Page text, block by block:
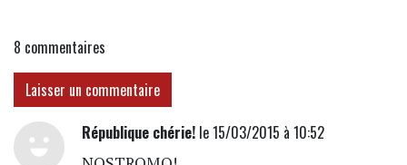
8 commentaires
Laisser un commentaire
République chérie!le 15/03/2015 à 10:52